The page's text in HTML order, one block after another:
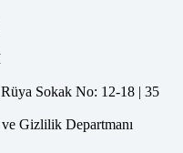
Sokak No: 12-18 | 35
Gizlilik Departmanı